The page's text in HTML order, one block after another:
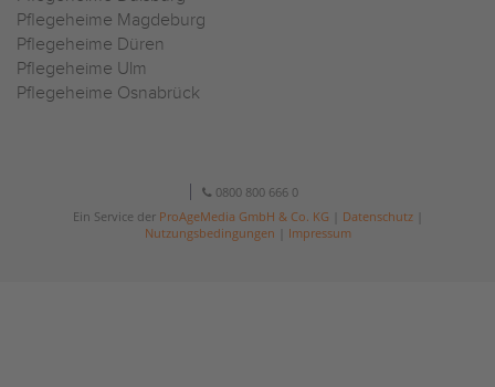
Pflegeheime Magdeburg
Pflegeheime Düren
Pflegeheime Ulm
Pflegeheime Osnabrück
0800 800 666 0
Ein Service der ProAgeMedia GmbH & Co. KG Datenschutz|
Nutzungsbedingungen
Impressum